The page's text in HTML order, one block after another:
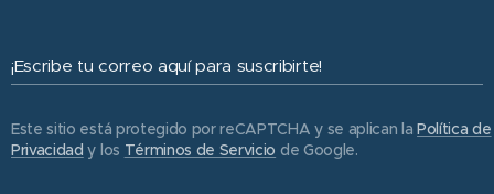
¡Escribe tu correo aquí para suscribirte!
Este sitio está protegido por reCAPTCHA y se aplican laPolítica de
Privacidad y los Términos de Servicio de Google.